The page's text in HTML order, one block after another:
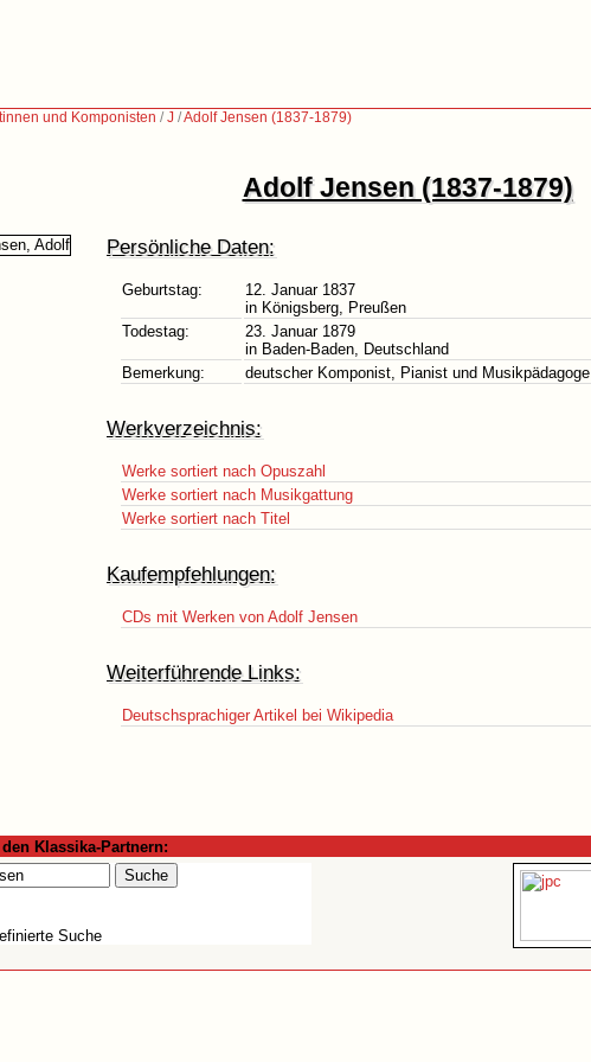
und Komponisten /J /Adolf Jensen (1837-1879)
Adolf Jensen (1837-1879)
Persönliche Daten:
Geburtstag:
12. Januar 1837
in Königsberg, Preußen
Todestag:
23. Januar 1879
in Baden-Baden, Deutschland
Bemerkung:
deutscher Komponist, Pianist und Musikpädagoge
Werkverzeichnis:
Werke sortiert nach Opuszahl
Werke sortiert nach Musikgattung
Werke sortiert nach Titel
Kaufempfehlungen:
CDs mit Werken von Adolf Jensen
Weiterführende Links:
Deutschsprachiger Artikel bei Wikipedia
Klassika-Partnern:
Suche